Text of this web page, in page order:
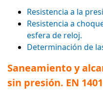
Resistencia a la
Resistencia a
esfera de reloj.
Determinación de
Saneamiento y
sin presión. EN